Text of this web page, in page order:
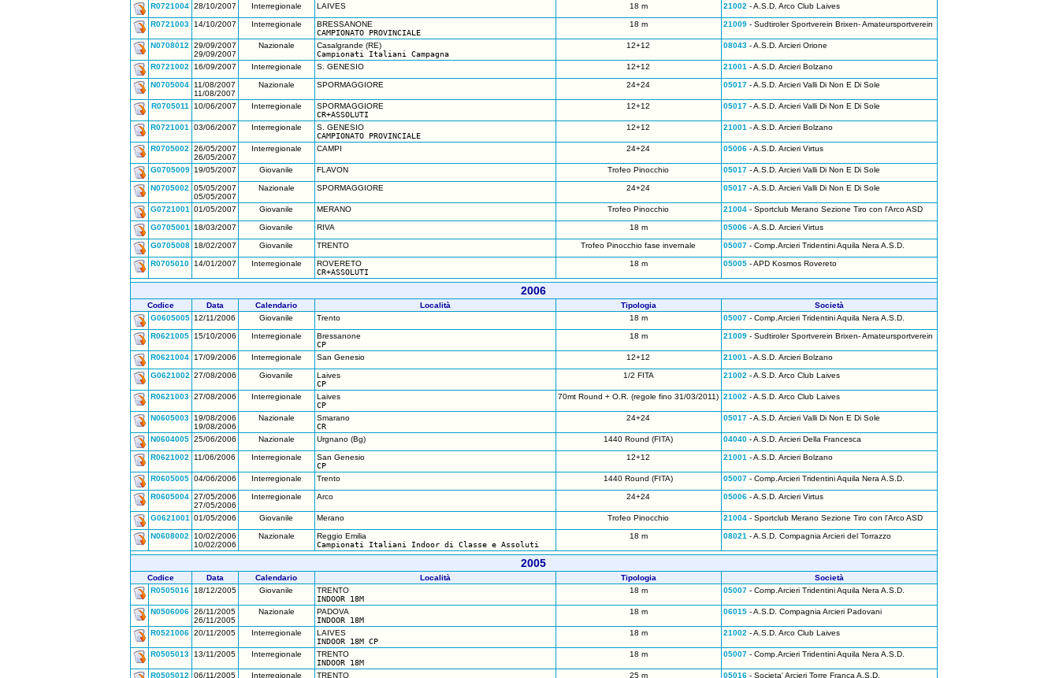
R0721004 28/10/2007 Interregionale LAIVES 18 m 21002 - A.S.D. Arco Club Laives
R0721003 14/10/2007 Interregionale
BRESSANONE
CAMPIONATO PROVINCIALE
18 m 21009- Sudtiroler Sportverein Brixen- Amateursportverein
N0708012
29/09/2007
29/09/2007
Nazionale
Casalgrande (RE)
Campionati Italiani Campagna
12+12 08043- A.S.D. Arcieri Orione
R0721002 16/09/2007 Interregionale S. GENESIO 12+12 21001 - A.S.D. Arcieri Bolzano
N0705004
11/08/2007
11/08/2007
Nazionale SPORMAGGIORE 24+24 05017- A.S.D. Arcieri Valli Di Non E Di Sole
R0705011 10/06/2007 Interregionale
SPORMAGGIORE
CR+ASSOLUTI
12+12 05017- A.S.D. Arcieri Valli Di Non E Di Sole
R0721001 03/06/2007 Interregionale
S. GENESIO
CAMPIONATO PROVINCIALE
12+12 21001 - A.S.D. Arcieri Bolzano
R0705002
26/05/2007
26/05/2007
Interregionale CAMPI 24+24 05006- A.S.D. Arcieri Virtus
G0705009 19/05/2007 Giovanile FLAVON Trofeo Pinocchio 05017- A.S.D. Arcieri Valli Di Non E Di Sole
N0705002
05/05/2007
05/05/2007
Nazionale SPORMAGGIORE 24+24 05017- A.S.D. Arcieri Valli Di Non E Di Sole
G0721001 01/05/2007 Giovanile MERANO Trofeo Pinocchio 21004- Sportclub Merano Sezione Tiro con l'Arco ASD
G0705001 18/03/2007 Giovanile RIVA 18 m 05006- A.S.D. Arcieri Virtus
G0705008 18/02/2007 Giovanile TRENTO Trofeo Pinocchio fase invernale 05007- Comp.Arcieri Tridentini Aquila Nera A.S.D.
R0705010 14/01/2007 Interregionale
ROVERETO
CR+ASSOLUTI
18 m 05005- APD Kosmos Rovereto
2006
Codice Data Calendario Località Tipologia
Società
G0605005 12/11/2006 Giovanile Trento 18 m 05007- Comp.Arcieri Tridentini Aquila Nera A.S.D.
R0621005 15/10/2006 Interregionale
Bressanone
CP
18 m 21009- Sudtiroler Sportverein Brixen- Amateursportverein
R0621004 17/09/2006 Interregionale San Genesio 12+12 21001 - A.S.D. Arcieri Bolzano
G0621002 27/08/2006 Giovanile
Laives
CP
1/2 FITA 21002 - A.S.D. Arco Club Laives
R0621003 27/08/2006 Interregionale
Laives
CP
70mt Round + O.R. (regole fino 31/03/2011) 21002 - A.S.D. Arco Club Laives
N0605003
19/08/2006
19/08/2006
Nazionale
Smarano
CR
24+24 05017- A.S.D. Arcieri Valli Di Non E Di Sole
N0604005 25/06/2006 Nazionale Urgnano (Bg) 1440 Round (FITA) 04040- A.S.D. Arcieri Della Francesca
R0621002 11/06/2006 Interregionale
San Genesio
CP
12+12 21001 - A.S.D. Arcieri Bolzano
R0605005 04/06/2006 Interregionale Trento 1440 Round (FITA) 05007- Comp.Arcieri Tridentini Aquila Nera A.S.D.
R0605004 27/05/2006
27/05/2006
Interregionale Arco 24+24 05006- A.S.D. Arcieri Virtus
G0621001 01/05/2006 Giovanile Merano Trofeo Pinocchio 21004- Sportclub Merano Sezione Tiro con l'Arco ASD
N0608002
10/02/2006
10/02/2006
Nazionale
Reggio Emilia
Campionati Italiani Indoor di Classe e Assoluti
18 m 08021 - A.S.D. Compagnia Arcieri del Torrazzo
2005
Codice Data Calendario Località Tipologia
Società
R0505016
18/12/2005 Giovanile
TRENTO
INDOOR 18M
18 m 05007- Comp.Arcieri Tridentini Aquila Nera A.S.D.
N0506006 26/11/2005
26/11/2005
Nazionale
PADOVA
INDOOR 18M
18 m 06015- A.S.D. Compagnia Arcieri Padovani
R0521006 20/11/2005 Interregionale
LAIVES
INDOOR 18M CP
18 m 21002 - A.S.D. Arco Club Laives
R0505013 13/11/2005 Interregionale
TRENTO
INDOOR 18M
18 m 05007- Comp.Arcieri Tridentini Aquila Nera A.S.D.
R0505012 06/11/2005 Interregionale TRENTO 25 m 05016- Societa' Arcieri Torre Franca A.S.D.